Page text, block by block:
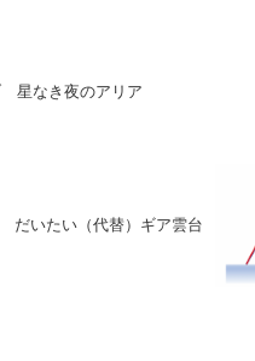
星なき夜のアリア
だいたい（代替）ギア雲台